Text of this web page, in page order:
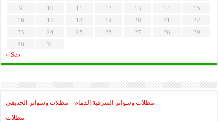
9
10 11 12 13 14
15
16
17 18 19 20 21
22
23
24 25 26 27 28
29
30
31
« Sep
مظلات وسواتر الشرقية الدمام – مظلات وسواتر الحذيفي
مظلات